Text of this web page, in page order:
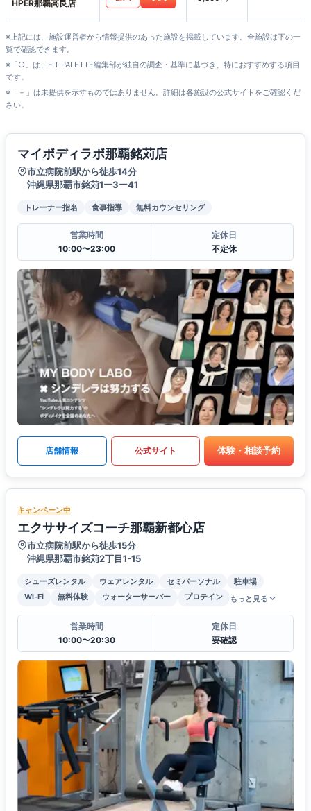
HPER那覇高良店
※上記には、施設運営者から情報提供のあった施設を掲載しています。全施設は下の一
覧で確認できます。
※「○」は、FIT PALETTE編集部が独自の調査・基準に基づき、特におすすめする項目
です。
※「－」は未提供を示すものではありません。詳細は各施設の公式サイトをご確認くだ
さい。
マイボディラボ那覇銘苅店
市立病院前駅から徒歩14分
沖縄県那覇市銘苅1ー3ー41
トレーナー指名 食事指導 無料カウンセリング
営業時間
10:00〜23:00
定休日
不定休
店舗情報 公式サイト 体験・相談予約
キャンペーン中
エクササイズコーチ那覇新都心店
市立病院前駅から徒歩15分
沖縄県那覇市銘苅2丁目1-15
シューズレンタル ウェアレンタル セミパーソナル
駐車場
Wi-Fi
無料体験 ウォーターサーバー プロテイン もっと見る
営業時間
10:00〜20:30
定休日
要確認